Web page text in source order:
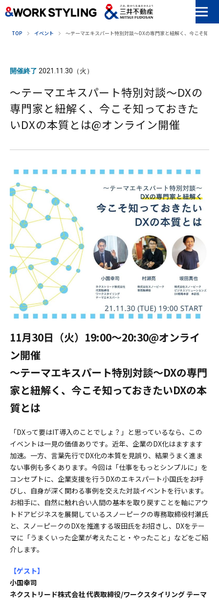
TOP イベント 〜テーマエキスパート特別対談〜DXの専門家と紐解く、今こそ知っ
開催終了 2021.11.30（火）
〜テーマエキスパート特別対談〜DXの
専門家と紐解く、今こそ知っておきた
いDXの本質とは@オンライン開催
11月30日（火）19:00〜20:30@オンライ
ン開催
〜テーマエキスパート特別対談〜DXの専門
家と紐解く、今こそ知っておきたいDXの本
質とは
「DXって要はIT導入のことでしょ？」と思っているなら、この
イベントは一見の価値ありです。近年、企業のDX化はますます
加速。一方、言葉先行でDX化の本質を見誤り、結果うまく進ま
ない事例も多くあります。今回は「仕事をもっとシンプルに」を
コンセプトに、企業支援を行うDXのエキスパート小国氏をお呼
びし、自身が深く関わる事例を交えた対談イベントを行います。
お相手に、自然に触れ合い人間の基本を取り戻すことを軸にアウ
トドアビジネスを展開しているスノーピークの専務取締役村瀬氏
と、スノーピークのDXを推進する坂田氏をお招きし、DXをテー
マに「うまくいった企業が考えたこと・やったこと」などをご紹
介します。
【ゲスト】
小国幸司
ネクストリード株式会社 代表取締役/ワークスタイリング テーマ